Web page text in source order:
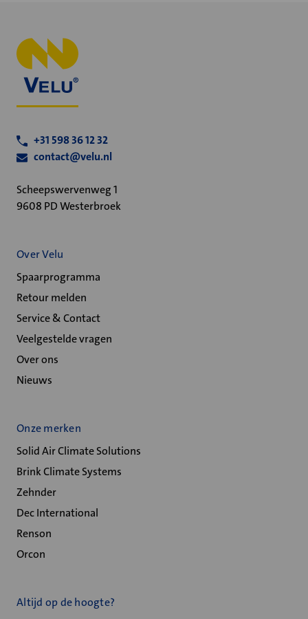
+31 598 36 12 32
contact@velu.nl
Scheepswervenweg 1
9608 PD Westerbroek
Over Velu
Spaarprogramma
Retour melden
Service & Contact
Veelgestelde vragen
Over ons
Nieuws
Onze merken
Solid Air Climate Solutions
Brink Climate Systems
Zehnder
Dec International
Renson
Orcon
Altijd op de hoogte?